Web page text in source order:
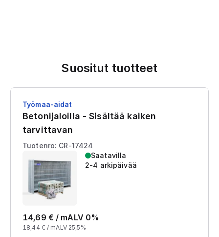
Suositut tuotteet
Työmaa-aidat
Betonijaloilla - Sisältää kaiken
tarvittavan
Tuotenro: CR-17424
Saatavilla
2-4 arkipäivää
14,69 € / mALV 0%
18,44 € / mALV 25,5%